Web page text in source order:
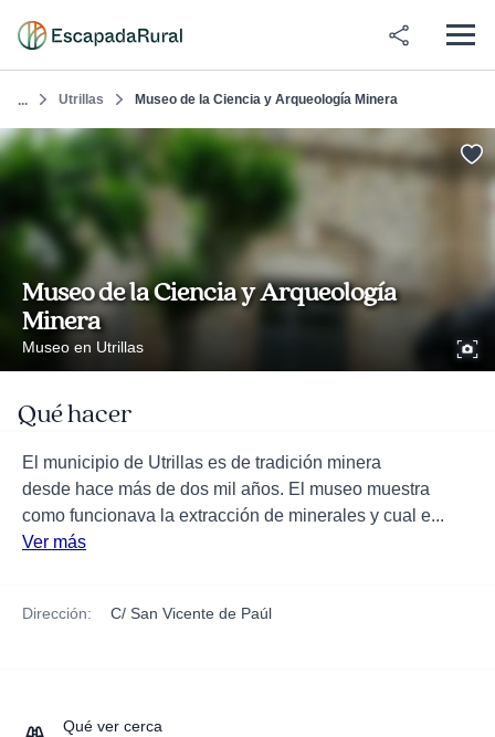
... Utrillas Museo de la Ciencia y Arqueología Minera
Museo de la Ciencia y Arqueología
Minera
Museo en Utrillas
Qué hacer
El municipio de Utrillas es de tradición minera
desde hace más de dos mil años. El museo muestra
como funcionava la extracción de minerales y cual e...
Ver más
Dirección: C/ San Vicente de Paúl
Qué ver cerca